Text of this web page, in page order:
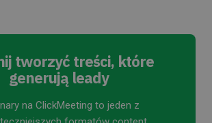
tworzyć treści, które
generują leady
na ClickMeeting to jeden z